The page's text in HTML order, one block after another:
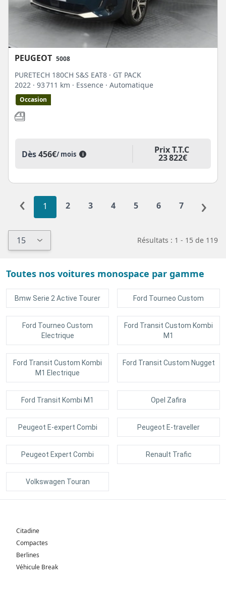
PEUGEOT 5008
PURETECH 180CH S&S EAT8 · GT PACK
2022 · 93 711 km · Essence · Automatique
Occasion
Dès456€/ mois i Prix T.T.C
23 822€
‹ 1 2 3 4 5 6 7 ›
Résultats : 1 - 15 de 119
Toutes nos voitures monospace par gamme
Bmw Serie 2 Active Tourer Ford Tourneo Custom
Ford Tourneo Custom
Electrique
Ford Transit Custom Kombi
M1
Ford Transit Custom Kombi
M1 Electrique
Ford Transit Custom Nugget
Ford Transit Kombi M1 Opel Zafira
Peugeot E-expert Combi Peugeot E-traveller
Peugeot Expert Combi Renault Trafic
Volkswagen Touran
Citadine
Compactes
Berlines
Véhicule Break